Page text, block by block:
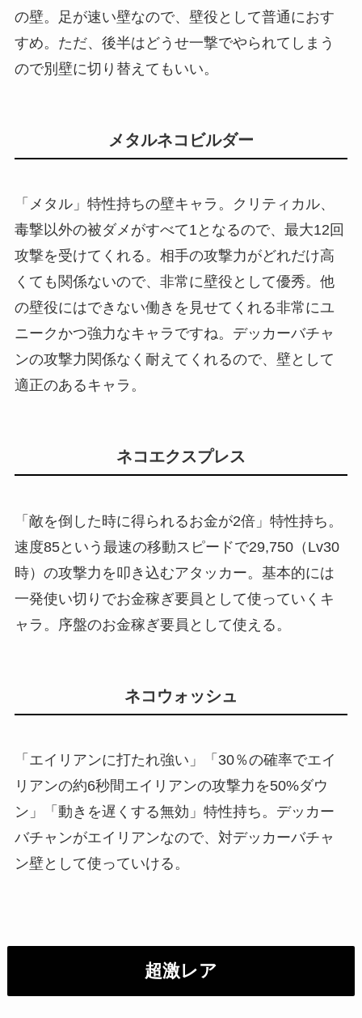
の壁。足が速い壁なので、壁役として普通におす
すめ。ただ、後半はどうせ一撃でやられてしまう
ので別壁に切り替えてもいい。
メタルネコビルダー
「メタル」特性持ちの壁キャラ。クリティカル、
毒撃以外の被ダメがすべて1となるので、最大12回
攻撃を受けてくれる。相手の攻撃力がどれだけ高
くても関係ないので、非常に壁役として優秀。他
の壁役にはできない働きを見せてくれる非常にユ
ニークかつ強力なキャラですね。デッカーバチャ
ンの攻撃力関係なく耐えてくれるので、壁として
適正のあるキャラ。
ネコエクスプレス
「敵を倒した時に得られるお金が2倍」特性持ち。
速度85という最速の移動スピードで29,750（Lv30
時）の攻撃力を叩き込むアタッカー。基本的には
一発使い切りでお金稼ぎ要員として使っていくキ
ャラ。序盤のお金稼ぎ要員として使える。
ネコウォッシュ
「エイリアンに打たれ強い」「30％の確率でエイ
リアンの約6秒間エイリアンの攻撃力を50%ダウ
ン」「動きを遅くする無効」特性持ち。デッカー
バチャンがエイリアンなので、対デッカーバチャ
ン壁として使っていける。
超激レア